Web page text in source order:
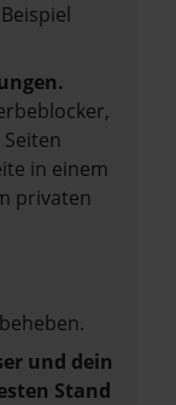
in einem
privaten
und dein
Stand